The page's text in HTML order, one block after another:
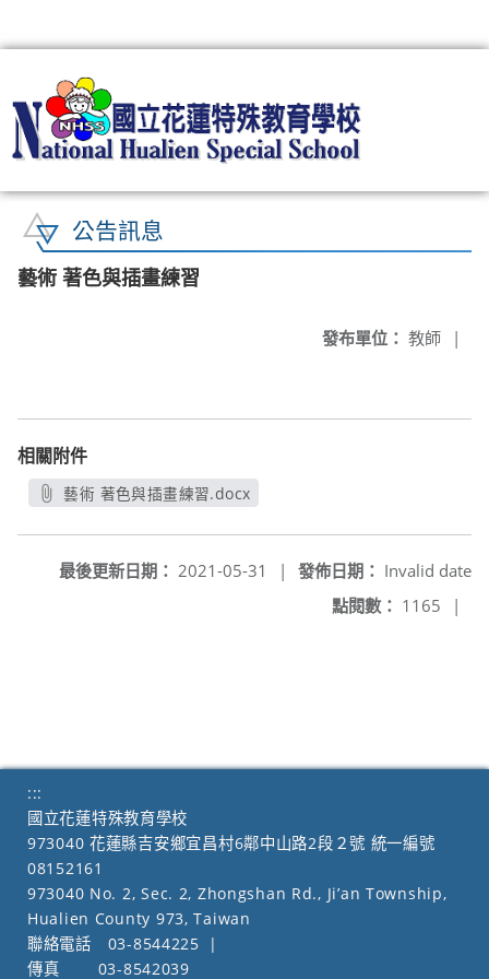
公告訊息
藝術 著色與插畫練習
發布單位： 教師 |
相關附件
藝術 著色與插畫練習.docx
發佈日期： Invalid date
最後更新日期： 2021-05-31
|
點閱數： 1165 |
:::
國立花蓮特殊教育學校
973040 花蓮縣吉安鄉宜昌村6鄰中山路2段２號 統一編號
08152161
973040 No. 2, Sec. 2, Zhongshan Rd., Ji’an Township,
Hualien County 973, Taiwan
聯絡電話
03-8544225
|
傳真
03-8542039